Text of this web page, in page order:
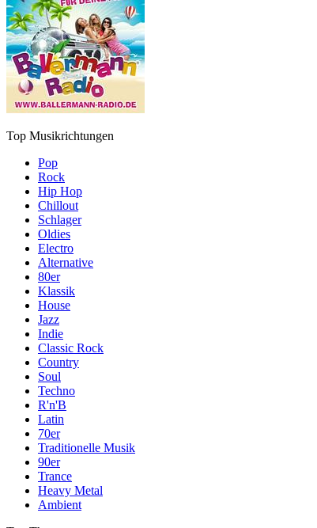
Top Musikrichtungen
Pop
Rock
Hip Hop
Chillout
Schlager
Oldies
Electro
Alternative
80er
Klassik
House
Jazz
Indie
Classic Rock
Country
Soul
Techno
R'n'B
Latin
70er
Traditionelle Musik
90er
Trance
Heavy Metal
Ambient